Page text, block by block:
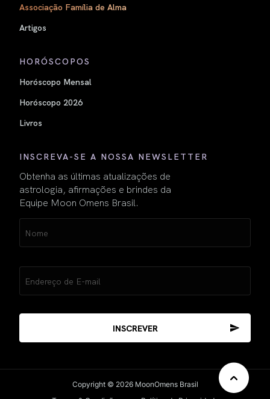
Associação Família de Alma
Artigos
HORÓSCOPOS
Horóscopo Mensal
Horóscopo 2026
Livros
INSCREVA-SE A NOSSA NEWSLETTER
Obtenha as últimas atualizações de
astrologia, afirmações e brindes da
Equipe Moon Omens Brasil.
(obrigatório)
(obrigatório)
Copyright © 2026 MoonOmens Brasil